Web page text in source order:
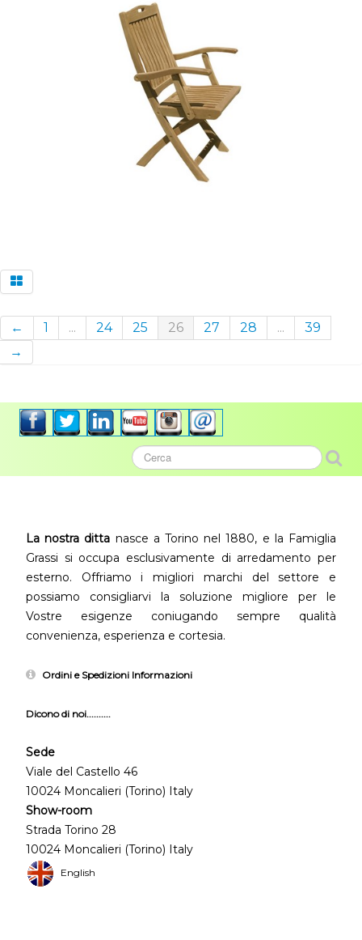
← 1 ... 24 25 26 27 28 ...
39
→
La nostra ditta nasce a Torino nel 1880, e la Famiglia
Grassi si occupa esclusivamente di arredamento per
esterno. Offriamo i migliori marchi del settore e
possiamo consigliarvi la soluzione migliore per le
Vostre esigenze coniugando sempre qualità
convenienza, esperienza e cortesia.
Ordini e Spedizioni Informazioni
Dicono di noi..........
Sede
Viale del Castello 46
10024 Moncalieri (Torino) Italy
Show-room
Strada Torino 28
10024 Moncalieri (Torino) Italy
English